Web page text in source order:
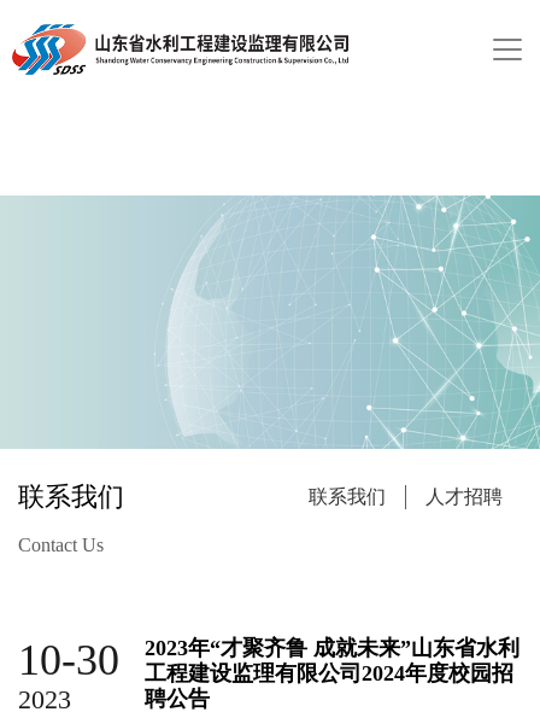
联系我们
Contact Us
联系我们 人才招聘
10-30
2023
2023年“才聚齐鲁 成就未来”山东省水利
工程建设监理有限公司2024年度校园招
聘公告